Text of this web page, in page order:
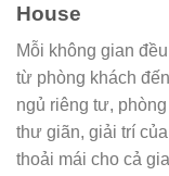
House
Mỗi không gian
từ phòng khách
ngủ riêng tư,
thư giãn, giải trí
thoải mái cho cả